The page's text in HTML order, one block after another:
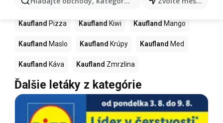
Kaufland
Kaufland Pizza Kaufland Kiwi Kaufland Mango
Kaufland Maslo Kaufland Krúpy Kaufland Med
Kaufland Káva Kaufland Zmrzlina
Ďalšie letáky z kategórie